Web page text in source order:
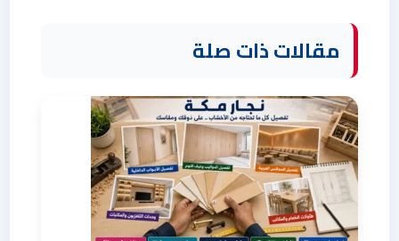
مقالات ذات صلة